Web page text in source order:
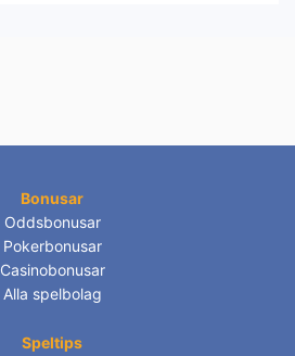
Bonusar
Oddsbonusar
Pokerbonusar
Casinobonusar
Alla spelbolag
Speltips